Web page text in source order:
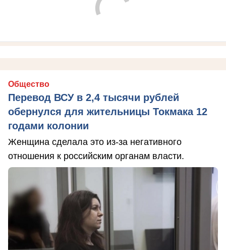
Общество
Перевод ВСУ в 2,4 тысячи рублей
обернулся для жительницы Токмака 12
годами колонии
Женщина сделала это из-за негативного
отношения к российским органам власти.